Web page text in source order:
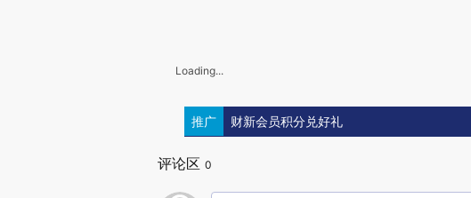
Loading...
推广 财新会员积分兑好礼
评论区 0